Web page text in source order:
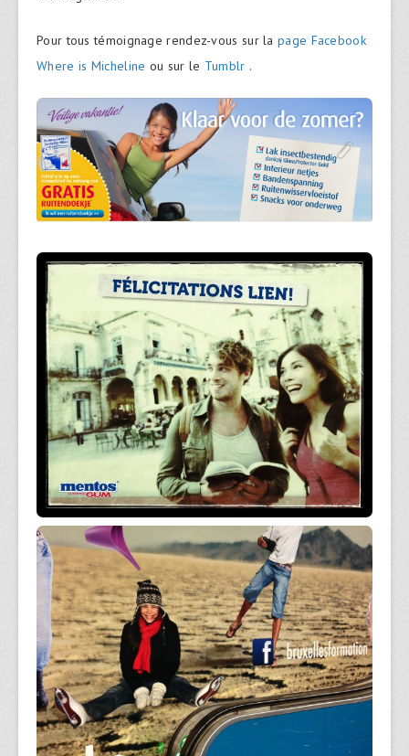
Pour tous témoignage rendez-vous sur lapage Facebook
Where is Micheline ou sur le Tumblr .